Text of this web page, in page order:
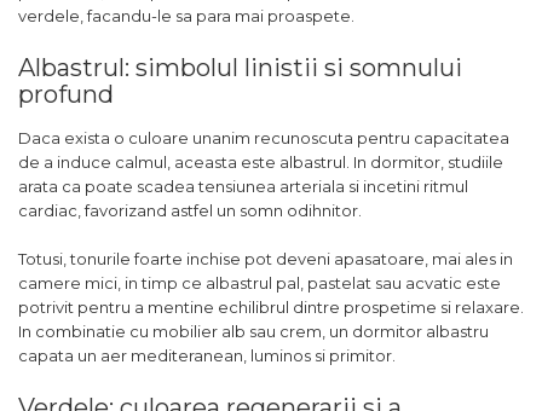
verdele, facandu-le sa para mai proaspete.
Albastrul: simbolul linistii si somnului
profund
Daca exista o culoare unanim recunoscuta pentru capacitatea
de a induce calmul, aceasta este albastrul. In dormitor, studiile
arata ca poate scadea tensiunea arteriala si incetini ritmul
cardiac, favorizand astfel un somn odihnitor.
Totusi, tonurile foarte inchise pot deveni apasatoare, mai ales in
camere mici, in timp ce albastrul pal, pastelat sau acvatic este
potrivit pentru a mentine echilibrul dintre prospetime si relaxare.
In combinatie cu mobilier alb sau crem, un dormitor albastru
capata un aer mediteranean, luminos si primitor.